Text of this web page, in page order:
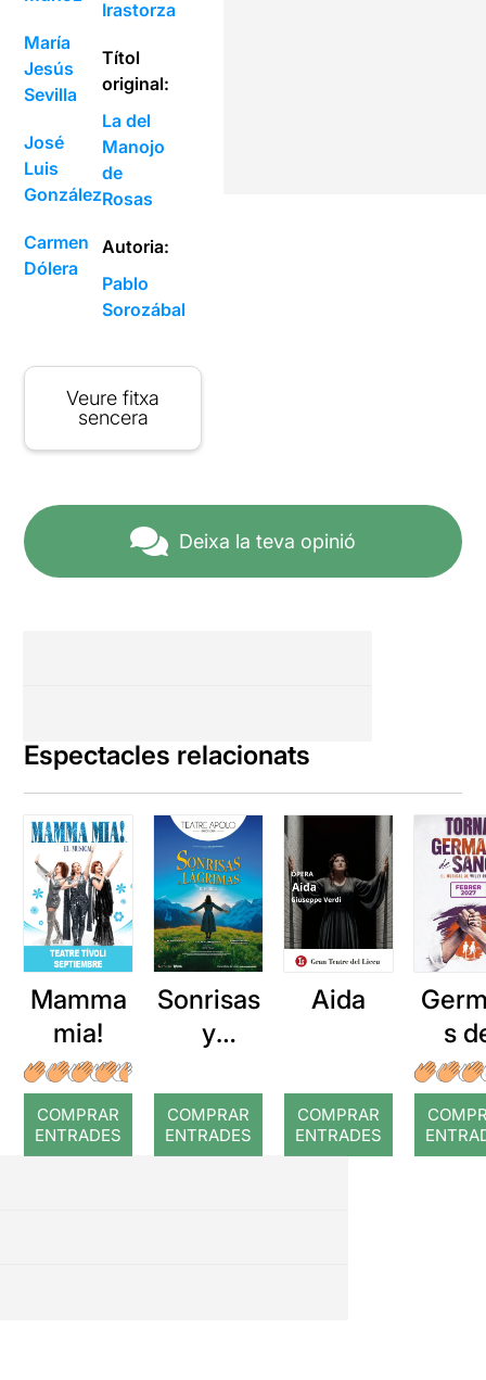
María
Jesús
Sevilla
José
Luis
González
Carmen
Dólera
Irastorza
Títol
original:
La del
Manojo
de
Rosas
Autoria:
Pablo
Sorozábal
Veure fitxa
sencera
Deixa la teva opinió
Espectacles relacionats
Mamma
mia!
COMPRAR
ENTRADES
Sonrisas
y
COMPRAR
ENTRADES
Aida
COMPRAR
ENTRADES
s